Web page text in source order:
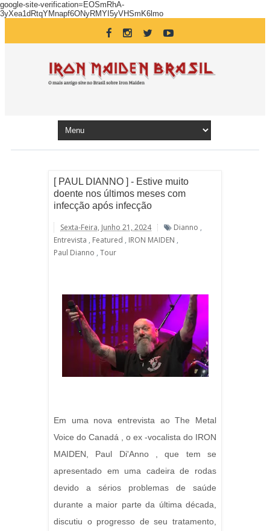
google-site-verification=EOSmRhA-
3yXea1dRtqYMnapf6ONyRMYI5yVHSmK6lmo
[ PAUL DIANNO ] - Estive muito
doente nos últimos meses com
infecção após infecção
Sexta-Feira, Junho 21, 2024 Dianno ,
Entrevista , Featured , IRON MAIDEN ,
Paul Dianno , Tour
Em uma nova entrevista ao The Metal
Voice do Canadá , o ex -vocalista do IRON
MAIDEN, Paul Di'Anno , que tem se
apresentado em uma cadeira de rodas
devido a sérios problemas de saúde
durante a maior parte da última década,
discutiu o progresso de seu tratamento,